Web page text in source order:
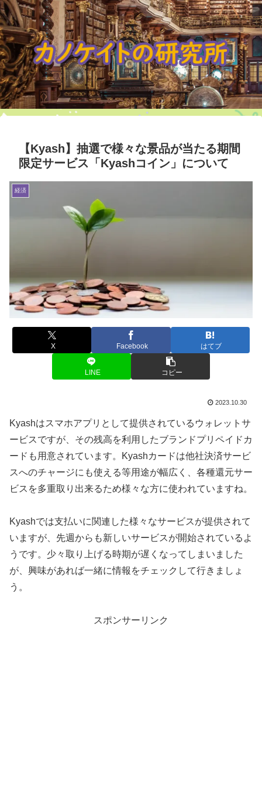
【Kyash】抽選で様々な景品が当たる期間
限定サービス「Kyashコイン」について
経済
X Facebook はてブ
LINE コピー
2023.10.30
Kyashはスマホアプリとして提供されているウォレットサ
ービスですが、その残高を利用したブランドプリペイドカ
ードも用意されています。Kyashカードは他社決済サービ
スへのチャージにも使える等用途が幅広く、各種還元サー
ビスを多重取り出来るため様々な方に使われていますね。
Kyashでは支払いに関連した様々なサービスが提供されて
いますが、先週からも新しいサービスが開始されているよ
うです。少々取り上げる時期が遅くなってしまいました
が、興味があれば一緒に情報をチェックして行きましょ
う。
スポンサーリンク